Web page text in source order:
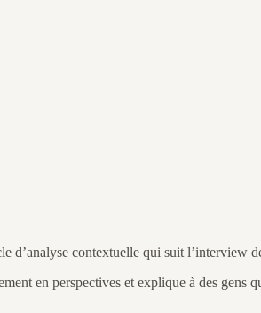
d’analyse contextuelle qui suit l’interview
en perspectives et explique à des gens